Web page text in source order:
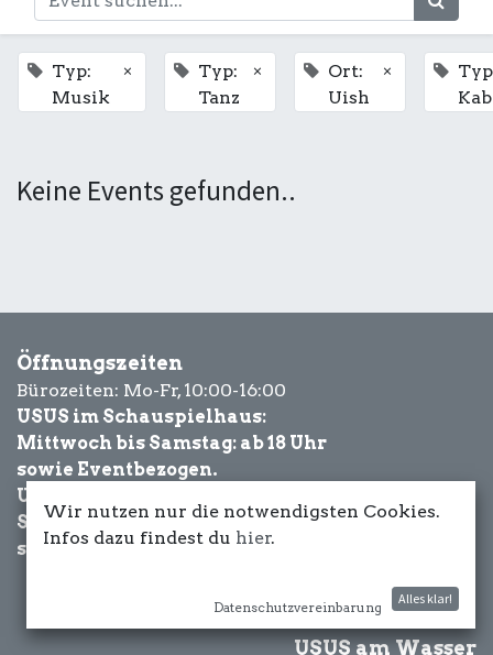
Typ:
Musik
×
Typ:
Tanz
×
Ort:
Uish
×
Keine Events gefunden..
Öffnungszeiten
Bürozeiten: Mo-Fr, 10:00-16:00
USUS im Schauspielhaus:
Mittwoch bis Samstag: ab 18 Uhr
sowie Eventbezogen.
USUS am Wasser:
Schönwetter-
sowie Eventbezogen.
USUS am Wasser
Wir nutzen nur die notwendigsten Cookies.
Infos dazu findest du hier.
Datenschutzvereinbarung
Alles klar!